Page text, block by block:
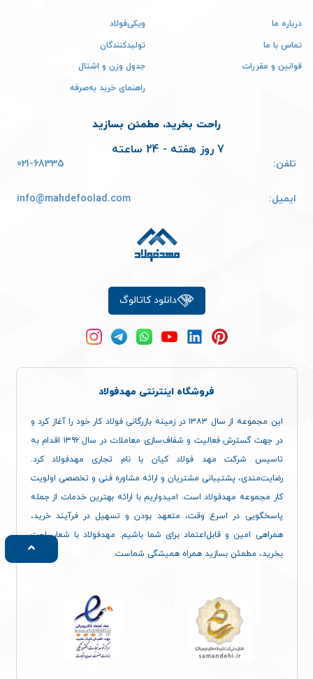
درباره ما
تماس با ما
قوانین و مقررات
ویکی‌فولاد
تولیدکنندگان
جدول وزن و اشتال
راهنمای خرید به‌صرفه
راحت بخرید، مطمئن بسازید
7 روز هفته - 24 ساعته
تلفن: 021-68335
ایمیل: info@mahdefoolad.com
دانلود کاتالوگ
فروشگاه اینترنتی مهدفولاد
این مجموعه از سال ۱۳۸۳ در زمینه بازرگانی فولاد کار خود را آغاز کرد و
در جهت گسترش فعالیت و شفاف‌سازی معاملات در سال ۱۳۹۶ اقدام به
تاسیس شرکت مهد فولاد کیان با نام تجاری مهدفولاد کرد.
رضایت‌مندی، پشتیبانی مشتریان و ارائه مشاوره فنی و تخصصی اولویت
کار مجموعه مهدفولاد است. امیدواریم با ارائه بهترین خدمات از جمله
پاسخگویی در اسرع وقت، متعهد بودن و تسهیل در فرآیند خرید،
همراهی امین و قابل‌اعتماد برای شما باشیم. مهدفولاد با شعار راحت
بخرید، مطمئن بسازید همراه همیشگی شماست.